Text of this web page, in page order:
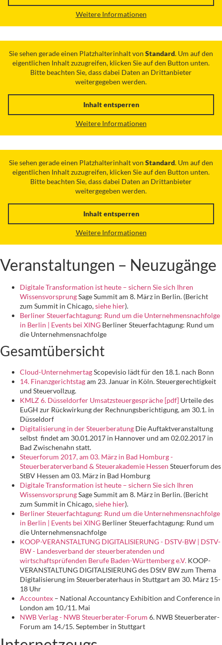
Weitere Informationen
Sie sehen gerade einen Platzhalterinhalt von Standard. Um auf den
eigentlichen Inhalt zuzugreifen, klicken Sie auf den Button unten.
Bitte beachten Sie, dass dabei Daten an Drittanbieter
weitergegeben werden.
Inhalt entsperren
Weitere Informationen
Sie sehen gerade einen Platzhalterinhalt von Standard. Um auf den
eigentlichen Inhalt zuzugreifen, klicken Sie auf den Button unten.
Bitte beachten Sie, dass dabei Daten an Drittanbieter
weitergegeben werden.
Inhalt entsperren
Weitere Informationen
Veranstaltungen – Neuzugänge
Digitale Transformation ist heute – sichern Sie sich Ihren
WissensvorsprungSage Summit am 8. März in Berlin. (Bericht
zum Summit in Chicago,siehe hier).
Berliner Steuerfachtagung: Rund um die Unternehmensnachfolge
in Berlin | Events bei XING Berliner Steuerfachtagung: Rund um
die Unternehmensnachfolge
Gesamtübersicht
Cloud-UnternehmertagScopevisio lädt für den 18.1. nach Bonn
14. Finanzgerichtstagam 23. Januar in Köln. Steuergerechtigkeit
und Steuervollzug.
KMLZ 6. Düsseldorfer Umsatzsteuergespräche [pdf] Urteile des
EuGH zur Rückwirkung der Rechnungsberichtigung, am 30.1. in
Düsseldorf
Digitalisierung in der Steuerberatung Die Auftaktveranstaltung
selbst findet am 30.01.2017 in Hannover und am 02.02.2017 in
Bad Zwischenahn statt.
Steuerforum 2017, am 03. März in Bad Homburg -
Steuerberaterverband & Steuerakademie Hessen Steuerforum des
StBV Hessen am 03. März in Bad Homburg
Digitale Transformation ist heute – sichern Sie sich Ihren
WissensvorsprungSage Summit am 8. März in Berlin. (Bericht
zum Summit in Chicago,siehe hier).
Berliner Steuerfachtagung: Rund um die Unternehmensnachfolge
in Berlin | Events bei XING Berliner Steuerfachtagung: Rund um
die Unternehmensnachfolge
KOOP-VERANSTALTUNG DIGITALISIERUNG - DSTV-BW | DSTV-
BW - Landesverband der steuerberatenden und
wirtschaftsprüfenden Berufe Baden-Württemberg e.V. KOOP-
VERANSTALTUNG DIGITALISIERUNG des DStV BW zum Thema
Digitalisierung im Steuerberaterhaus in Stuttgart am 30. März 15-
18 Uhr
Accountex – National Accountancy Exhibition and Conference in
London am 10./11. Mai
NWB Verlag - NWB Steuerberater-Forum 6. NWB Steuerberater-
Forum am 14./15. September in Stuttgart